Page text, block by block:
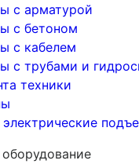
с арматурой
с бетоном
с кабелем
с трубами и
техники